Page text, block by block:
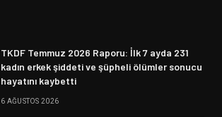
TKDF Temmuz 2026 Raporu: İlk 7 ayda 231
kadın erkek şiddeti ve şüpheli ölümler sonucu
hayatını kaybetti
6 AĞUSTOS 2026